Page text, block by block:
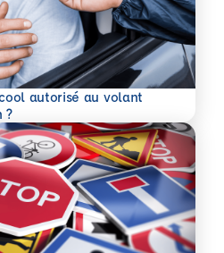
autorisé au volant
?